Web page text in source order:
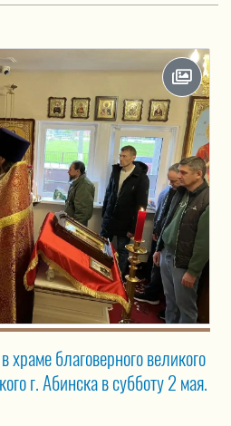
храме благоверного великого
г. Абинска в субботу 2 мая.